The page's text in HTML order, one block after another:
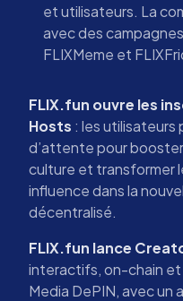
et utilisateurs. La
avec des
FLIXMeme et
FLIX.fun ouvre les
Hosts : les utilisateurs
d’attente pour
culture et transformer
influence dans la
décentralisé.
FLIX.fun lance
interactifs, on-chain et
Media DePIN, avec un